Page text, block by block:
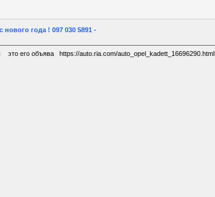
года ! 097 030 5891 -
его объява https://auto.ria.com/auto_opel_kadett_16696290.html